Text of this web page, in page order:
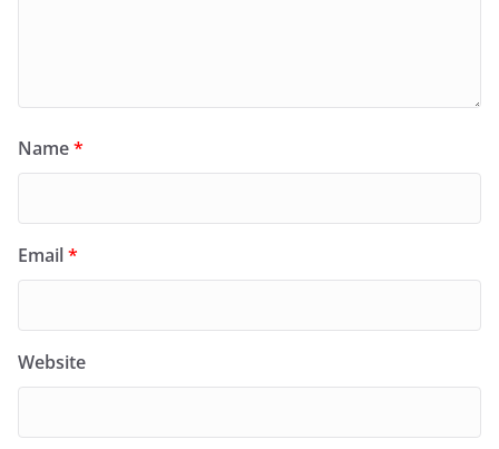
Name*
Email*
Website